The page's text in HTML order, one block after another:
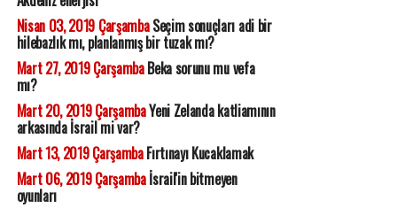
Nisan 03, 2019 ÇarşambaSeçim sonuçları adi bir
hilebazlık mı, planlanmış bir tuzak mı?
Mart 27, 2019 ÇarşambaBeka sorunu mu vefa
mı?
Mart 20, 2019 ÇarşambaYeni Zelanda katliamının
arkasında İsrail mi var?
Mart 13, 2019 ÇarşambaFırtınayı Kucaklamak
Mart 06, 2019 Çarşambaİsrail'in bitmeyen
oyunları